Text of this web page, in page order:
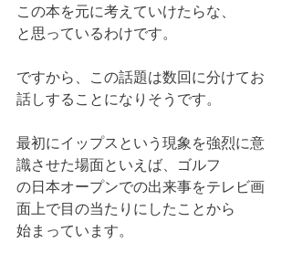
この本を元に考えていけたらな、
と思っているわけです。
ですから、この話題は数回に分けてお
話しすることになりそうです。
最初にイップスという現象を強烈に意
識させた場面といえば、ゴルフ
の日本オープンでの出来事をテレビ画
面上で目の当たりにしたことから
始まっています。